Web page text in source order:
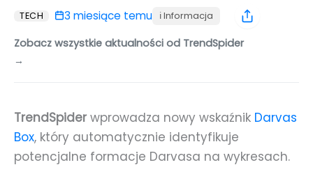
TECH 3 miesiące temu ℹ️ Informacja
Zobacz wszystkie aktualności od TrendSpider
→
TrendSpiderwprowadza nowy wskaźnik Darvas
Box, który automatycznie identyfikuje
potencjalne formacje Darvasa na wykresach.